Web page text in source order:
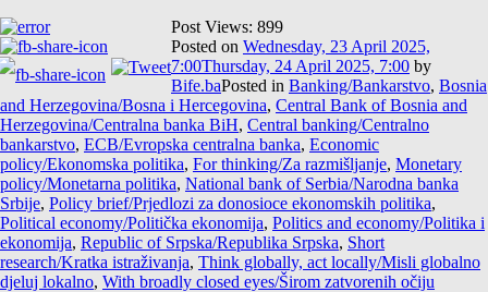
Post Views: 899
Posted on Wednesday, 23 April 2025,
7:00Thursday, 24 April 2025, 7:00 by
Bife.baPosted in Banking/Bankarstvo, Bosnia
and Herzegovina/Bosna i Hercegovina, Central Bank of Bosnia and
Herzegovina/Centralna banka BiH, Central banking/Centralno
bankarstvo, ECB/Evropska centralna banka, Economic
policy/Ekonomska politika, For thinking/Za razmišljanje, Monetary
policy/Monetarna politika, National bank of Serbia/Narodna banka
Srbije, Policy brief/Prjedlozi za donosioce ekonomskih politika,
Political economy/Politička ekonomija, Politics and economy/Politika i
ekonomija, Republic of Srpska/Republika Srpska, Short
research/Kratka istraživanja, Think globally, act locally/Misli globalno
djeluj lokalno, With broadly closed eyes/Širom zatvorenih očiju